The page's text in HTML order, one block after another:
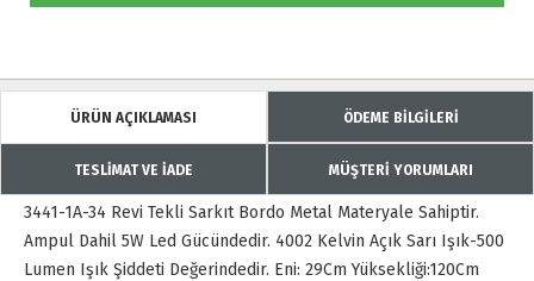
ÜRÜN AÇIKLAMASI ÖDEME BİLGİLERİ
TESLİMAT VE İADE MÜŞTERİ YORUMLARI
3441-1A-34 Revi Tekli Sarkıt Bordo Metal Materyale Sahiptir.
Ampul Dahil 5W Led Gücündedir. 4002 Kelvin Açık Sarı Işık-500
Lumen Işık Şiddeti Değerindedir. Eni: 29Cm Yüksekliği:120Cm